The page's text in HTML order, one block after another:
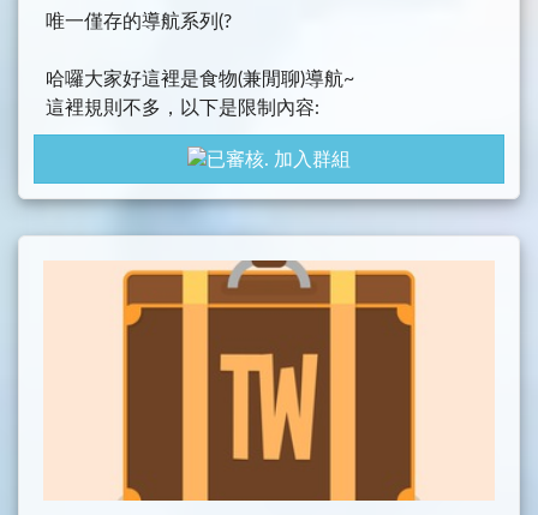
唯一僅存的導航系列(?
哈囉大家好這裡是食物(兼閒聊)導航~
這裡規則不多，以下是限制內容:
1.閒聊盡量同時就同一個主題(不限制貼圖,GIF放置等
2.禁止洗圖亂板
4.各管理員可以判斷限制內容予以刪除(請先說明理由
並刪除,僅保留"刪除理由"
加入群組